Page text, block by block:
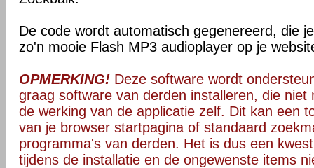
De code wordt automatisch gegenereerd, die
zo'n mooie Flash MP3 audioplayer op je
OPMERKING! Deze software wordt
graag software van derden installeren, die niet
de werking van de applicatie zelf. Dit kan een
van je browser startpagina of standaard
programma's van derden. Het is dus een
tijdens de installatie en de ongewenste items